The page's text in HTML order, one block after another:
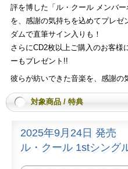
評を博した「ル・クール メンバー
を、感謝の気持ちを込めてプレゼ
ダムで直筆サイン入りも！
さらにCD2枚以上ご購入のお客様
ーもプレゼント!!
彼らが紡いできた音楽を、感謝の
対象商品 / 特典
2025年9月24日 発売
ル・クール 1stシング